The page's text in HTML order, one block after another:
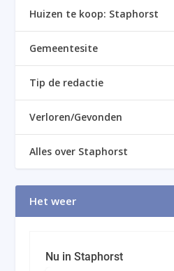
Huizen te koop: Staphorst
Gemeentesite
Tip de redactie
Verloren/Gevonden
Alles over Staphorst
Het weer